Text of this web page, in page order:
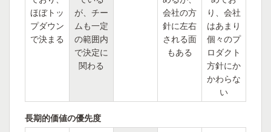
ほぼトッ
プダウン
で決まる
が、チー
ムも一定
の範囲内
で決定に
関わる
会社の方
針に左右
される面
もある
り、会社
はあまり
個々のプ
ロダクト
方針にか
かわらな
い
長期的価値の優先度